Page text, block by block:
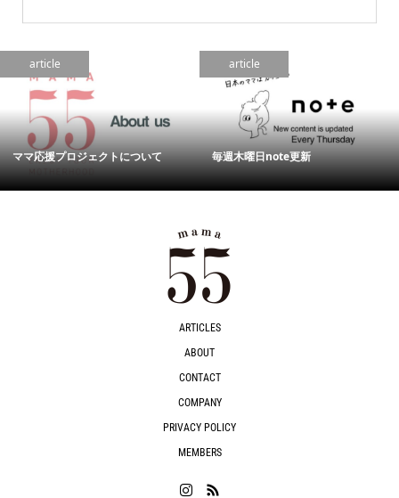
article
ママ応援プロジェクトについて
article
毎週木曜日note更新
ARTICLES
ABOUT
CONTACT
COMPANY
PRIVACY POLICY
MEMBERS